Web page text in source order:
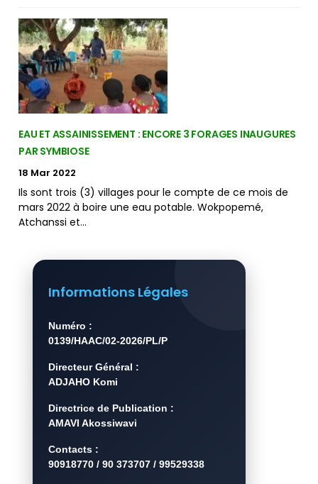
EAU ET ASSAINISSEMENT : ENCORE 3 FORAGES INAUGURES
PAR SYMBIOSE
18 Mar 2022
Ils sont trois (3) villages pour le compte de ce mois de
mars 2022 à boire une eau potable. Wokpopemé,
Atchanssi et…
Informations Légales
Numéro :
0139/HAAC/02-2026/PL/P
Directeur Général :
ADJAHO Komi
Directrice de Publication :
AMAVI Akossiwavi
Contacts :
90918770 / 90 373707 / 99529338